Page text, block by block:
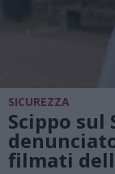
SICUREZZA
Scippo sul
filmati